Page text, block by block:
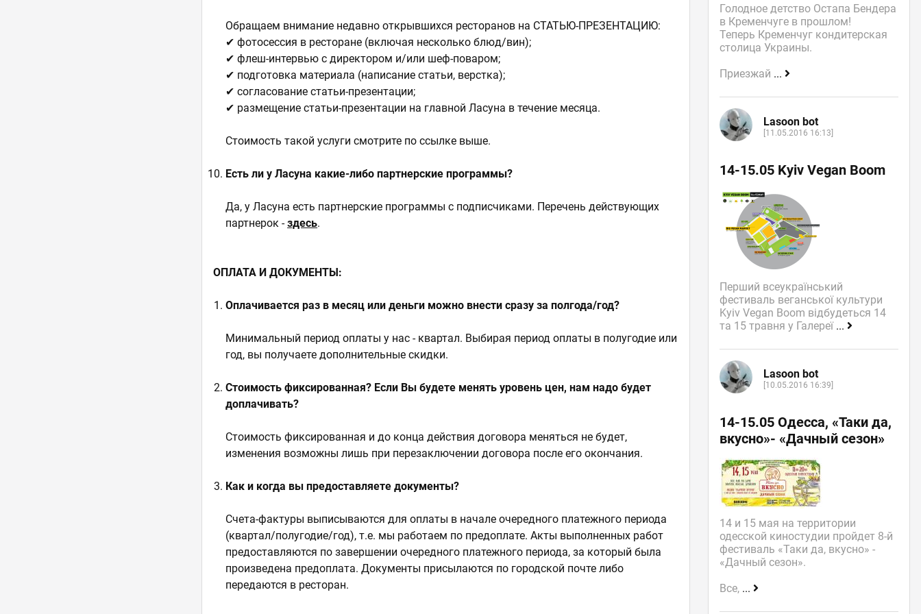
Обращаем внимание недавно открывшихся ресторанов на СТАТЬЮ-ПРЕЗЕНТАЦИЮ:
✔ фотосессия в ресторане (включая несколько блюд/вин);
✔ флеш-интервью с директором и/или шеф-поваром;
✔ подготовка материала (написание статьи, верстка);
✔ согласование статьи-презентации;
✔ размещение статьи-презентации на главной Ласуна в течение месяца.
Стоимость такой услуги смотрите по ссылке выше.
Есть ли у Ласуна какие-либо партнерские программы?
Да, у Ласуна есть партнерские программы с подписчиками. Перечень действующих
партнерок -здесь.
ОПЛАТА И ДОКУМЕНТЫ:
Оплачивается раз в месяц или деньги можно внести сразу за полгода/год?
Минимальный период оплаты у нас - квартал. Выбирая период оплаты в полугодие или
год, вы получаете дополнительные скидки.
Стоимость фиксированная? Если Вы будете менять уровень цен, нам надо будет
доплачивать?
Стоимость фиксированная и до конца действия договора меняться не будет,
изменения возможны лишь при перезаключении договора после его окончания.
Как и когда вы предоставляете документы?
Счета-фактуры выписываются для оплаты в начале очередного платежного периода
(квартал/полугодие/год), т.е. мы работаем по предоплате. Акты выполненных работ
предоставляются по завершении очередного платежного периода, за который была
произведена предоплата. Документы присылаются по городской почте либо
передаются в ресторан.
Голодное детство Остапа Бендера
в Кременчуге в прошлом!
Теперь Кременчуг кондитерская
столица Украины.
Приезжай ...
Lasoon bot
[11.05.2016 16:13]
14-15.05 Kyiv Vegan Boom
Перший всеукраїнський
фестиваль веганської культури
Kyiv Vegan Boom відбудеться 14
та 15 травня у Галереї ...
Lasoon bot
[10.05.2016 16:39]
14-15.05 Одесса, «Таки да,
вкусно»- «Дачный сезон»
14 и 15 мая на территории
одесской киностудии пройдет 8-й
фестиваль «Таки да, вкусно» -
«Дачный сезон».
Все, ...